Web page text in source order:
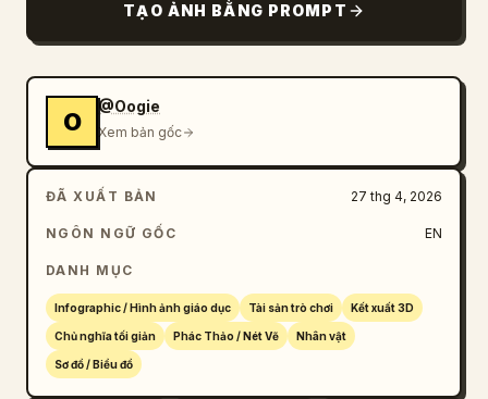
chuyển động
Các mũi tên cong, mũi tên thẳng và chỉ báo
xoay tròn được đặt xung quanh nhân vật để
hiển thị luồng và hướng chuyển động.
[PHONG CÁCH KẾT XUẤT]
Phong cách điêu khắc 3D chi tiết cao, ánh
màu, đổ bóng thang độ xám, nét vẽ sạch sẽ,
chất lượng nghệ thuật ý tưởng trò chơi.
[PHỦ ĐỊNH]
Không có cảnh nền, không có tông màu, không
TẠO ẢNH BẰNG PROMPT
O
@Oogie
Xem bản gốc
ĐÃ XUẤT BẢN 27 thg 4, 2026
NGÔN NGỮ GỐC EN
DANH MỤC
Infographic / Hình ảnh giáo dục Tài sản trò chơi Kết xuất 3D
Chủ nghĩa tối giản Phác Thảo / Nét Vẽ Nhân vật
Sơ đồ / Biểu đồ